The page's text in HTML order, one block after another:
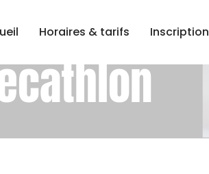
Horaires & tarifs Inscription